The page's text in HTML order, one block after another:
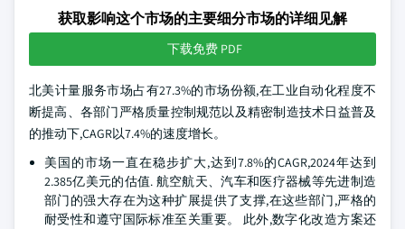
获取影响这个市场的主要细分市场的详细见解
下载免费 PDF
北美计量服务市场占有27.3%的市场份额,在工业自动化程度不
断提高、各部门严格质量控制规范以及精密制造技术日益普及
的推动下,CAGR以7.4%的速度增长。
美国的市场一直在稳步扩大,达到7.8%的CAGR,2024年达到
2.385亿美元的估值. 航空航天、汽车和医疗器械等先进制造
部门的强大存在为这种扩展提供了支撑,在这些部门,严格的
耐受性和遵守国际标准至关重要。 此外,数字化改造方案还